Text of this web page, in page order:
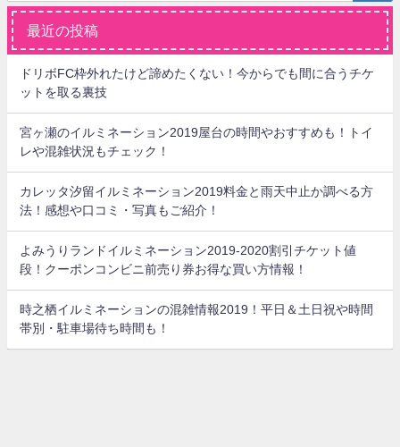
最近の投稿
ドリボFC枠外れたけど諦めたくない！今からでも間に合うチケ
ットを取る裏技
宮ヶ瀬のイルミネーション2019屋台の時間やおすすめも！トイ
レや混雑状況もチェック！
カレッタ汐留イルミネーション2019料金と雨天中止か調べる方
法！感想や口コミ・写真もご紹介！
よみうりランドイルミネーション2019-2020割引チケット値
段！クーポンコンビニ前売り券お得な買い方情報！
時之栖イルミネーションの混雑情報2019！平日＆土日祝や時間
帯別・駐車場待ち時間も！